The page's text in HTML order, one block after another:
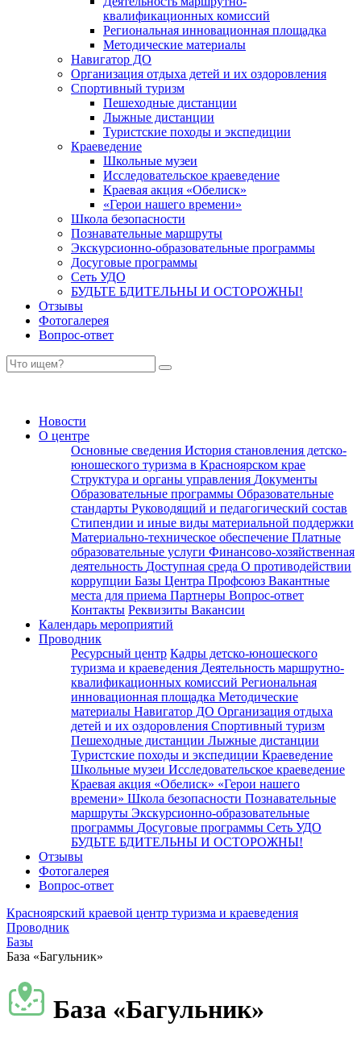
квалификационных комиссий
Региональная инновационная площадка
Методические материалы
Навигатор ДО
Организация отдыха детей и их оздоровления
Спортивный туризм
Пешеходные дистанции
Лыжные дистанции
Туристские походы и экспедиции
Краеведение
Школьные музеи
Исследовательское краеведение
Краевая акция «Обелиск»
«Герои нашего времени»
Школа безопасности
Познавательные маршруты
Экскурсионно-образовательные программы
Досуговые программы
Сеть УДО
БУДЬТЕ БДИТЕЛЬНЫ И ОСТОРОЖНЫ!
Отзывы
Фотогалерея
Вопрос-ответ
Новости
О центре
Основные сведения История становления детско-
юношеского туризма в Красноярском крае
Структура и органы управления Документы
Образовательные программы Образовательные
стандарты Руководящий и педагогический состав
Стипендии и иные виды материальной поддержки
Материально-техническое обеспечение Платные
образовательные услуги Финансово-хозяйственная
деятельность Доступная среда О противодействии
коррупции Базы Центра Профсоюз Вакантные
места для приема Партнеры Вопрос-ответ
Контакты Реквизиты Вакансии
Календарь мероприятий
Проводник
Ресурсный центр Кадры детско-юношеского
туризма и краеведения Деятельность маршрутно-
квалификационных комиссий Региональная
инновационная площадка Методические
материалы Навигатор ДО Организация отдыха
детей и их оздоровления Спортивный туризм
Пешеходные дистанции Лыжные дистанции
Туристские походы и экспедиции Краеведение
Школьные музеи Исследовательское краеведение
Краевая акция «Обелиск» «Герои нашего
времени» Школа безопасности Познавательные
маршруты Экскурсионно-образовательные
программы Досуговые программы Сеть УДО
БУДЬТЕ БДИТЕЛЬНЫ И ОСТОРОЖНЫ!
Отзывы
Фотогалерея
Вопрос-ответ
Красноярский краевой центр туризма и краеведения
Проводник
Базы
База «Багульник»
База «Багульник»